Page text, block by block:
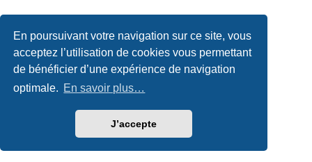
En poursuivant votre navigation sur ce site, vous
acceptez l’utilisation de cookies vous permettant
de bénéficier d’une expérience de navigation
optimale. En savoir plus…
J’accepte